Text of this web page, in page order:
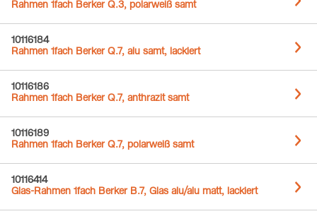
Rahmen 1fach Berker Q.3, polarweiß samt
10116184
Rahmen 1fach Berker Q.7, alu samt, lackiert
10116186
Rahmen 1fach Berker Q.7, anthrazit samt
10116189
Rahmen 1fach Berker Q.7, polarweiß samt
10116414
Glas-Rahmen 1fach Berker B.7, Glas alu/alu matt, lackiert